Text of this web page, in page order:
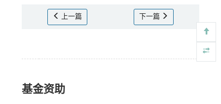
上一篇 下一篇
基金资助